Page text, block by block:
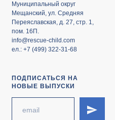
Муниципальный округ
Мещанский, ул. Средняя
Переяславская, д. 27, стр. 1,
пом. 16П.
info@rescue-child.com
ел.: +7 (499) 322-31-68
ПОДПИСАТЬСЯ НА
НОВЫЕ ВЫПУСКИ